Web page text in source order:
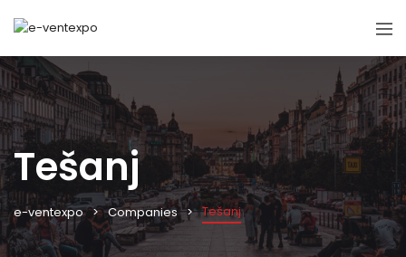
Tešanj
e-ventexpo Companies Tešanj